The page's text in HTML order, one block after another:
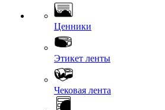
Ценники
Этикет ленты
Чековая лента